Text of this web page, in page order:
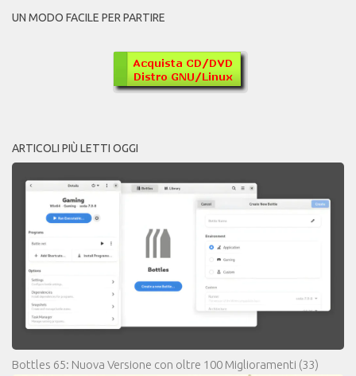
UN MODO FACILE PER PARTIRE
ARTICOLI PIÙ LETTI OGGI
Bottles 65: Nuova Versione con oltre 100 Miglioramenti (33)